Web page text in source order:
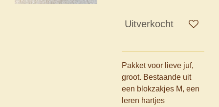
Uitverkocht
Pakket voor lieve juf,
groot. Bestaande uit
een blokzakjes M, een
leren hartjes